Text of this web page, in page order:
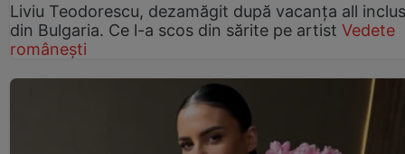
Liviu Teodorescu, dezamăgit după vacanța all
din Bulgaria. Ce l-a scos din sărite pe artist Vedete
românești